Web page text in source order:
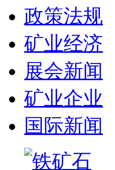
政策法规
矿业经济
展会新闻
矿业企业
国际新闻